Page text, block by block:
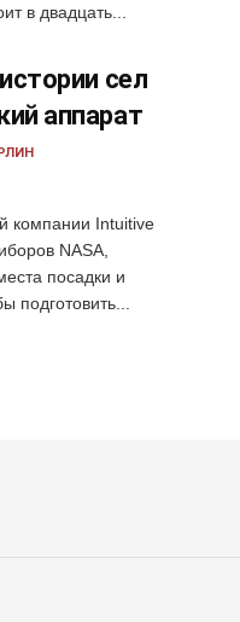
в двадцать...
сел
аппарат
компании Intuitive
NASA,
посадки и
подготовить...